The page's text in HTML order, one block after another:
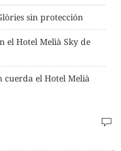
sin protección
el Hotel Melìà Sky de
cuerda el Hotel Melià